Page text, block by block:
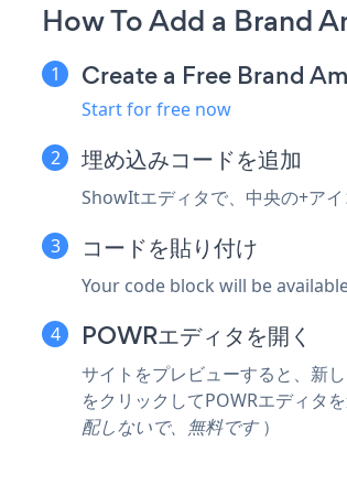
How To Add a Brand
Create a Free Brand
Start for free now
埋め込みコードを追加
ShowItエディタで、中央の+ア
コードを貼り付け
Your code block will be
POWRエディタを開く
サイトをプレビューすると、新
をクリックしてPOWRエディタ
配しないで、無料です）